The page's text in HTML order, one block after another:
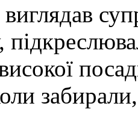
виглядав